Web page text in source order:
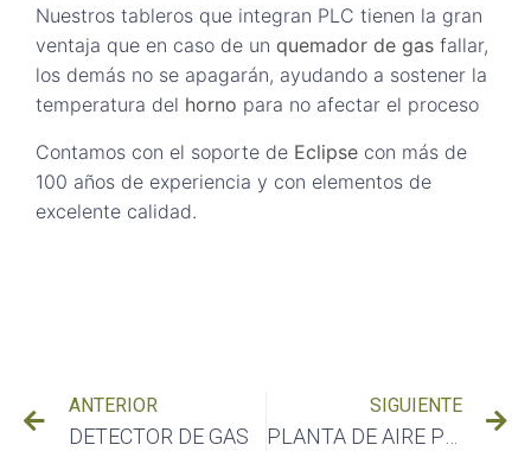
Nuestros tableros que integran PLC tienen la gran
ventaja que en caso de un quemador de gas fallar,
los demás no se apagarán, ayudando a sostener la
temperatura del horno para no afectar el proceso
Contamos con el soporte de Eclipse con más de
100 años de experiencia y con elementos de
excelente calidad.
ANTERIOR
DETECTOR DE GAS
SIGUIENTE